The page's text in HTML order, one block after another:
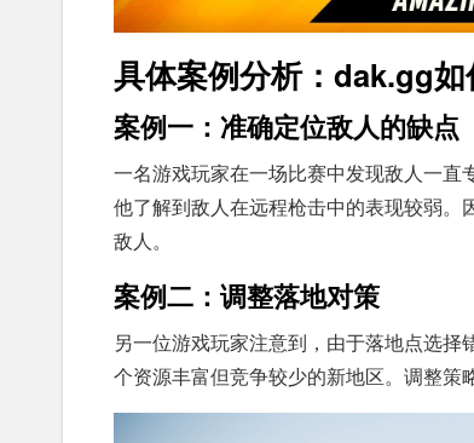
具体案例分析：dak.gg如
案例一：准确定位敌人的缺点
一名游戏玩家在一场比赛中发现敌人一直
他了解到敌人在远程枪击中的表现较弱。
敌人。
案例二：调整落地对策
另一位游戏玩家注意到，由于落地点选
个资源丰富但竞争较少的新地区。调整策